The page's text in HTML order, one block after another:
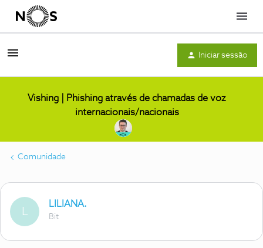
Menu
Iniciar sessão
Vishing | Phishing através de chamadas de voz
internacionais/nacionais
Comunidade
L
LILIANA.
Bit